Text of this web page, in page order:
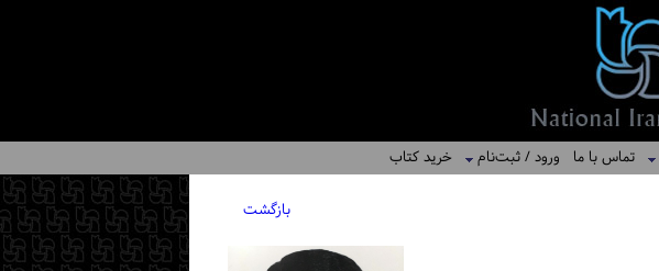
تماس با ما ورود / ثبت‌نام خرید کتاب
بازگشت